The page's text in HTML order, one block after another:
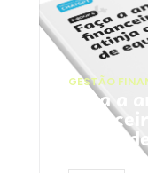
GESTÃO
Faça a
ponto